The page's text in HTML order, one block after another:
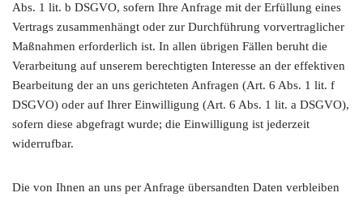
Abs. 1 lit. b DSGVO, sofern Ihre Anfrage mit der Erfüllung eines
Vertrags zusammenhängt oder zur Durchführung vorvertraglicher
Maßnahmen erforderlich ist. In allen übrigen Fällen beruht die
Verarbeitung auf unserem berechtigten Interesse an der effektiven
Bearbeitung der an uns gerichteten Anfragen (Art. 6 Abs. 1 lit. f
DSGVO) oder auf Ihrer Einwilligung (Art. 6 Abs. 1 lit. a DSGVO),
sofern diese abgefragt wurde; die Einwilligung ist jederzeit
widerrufbar.
Die von Ihnen an uns per Anfrage übersandten Daten verbleiben